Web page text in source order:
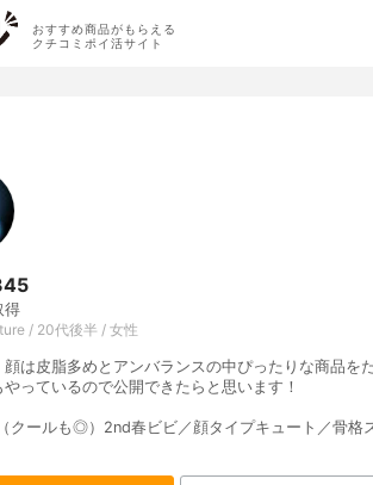
おすすめ商品がもらえる
クチコミポイ活サイト
得
/ 20代後半 / 女性
は皮脂多めとアンバランスの中ぴったりな商品を
っているので公開できたらと思います！
クールも◎）2nd春ビビ／顔タイプキュート／骨格